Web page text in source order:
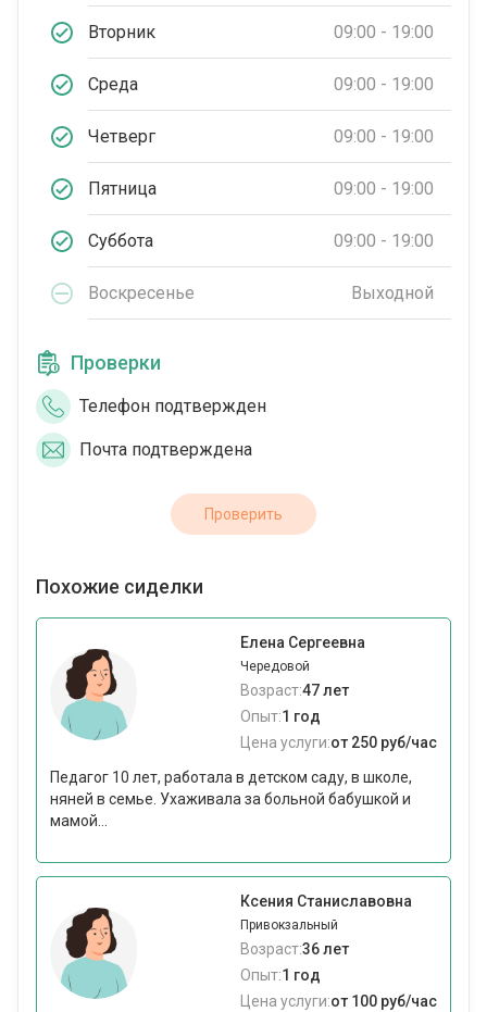
Вторник 09:00 - 19:00
Среда 09:00 - 19:00
Четверг 09:00 - 19:00
Пятница 09:00 - 19:00
Суббота 09:00 - 19:00
Воскресенье Выходной
Проверки
Телефон подтвержден
Почта подтверждена
Проверить
Похожие сиделки
Елена Сергеевна
Чередовой
Возраст:47 лет
Опыт:1 год
Цена услуги:от 250 руб/час
Педагог 10 лет, работала в детском саду, в школе,
няней в семье. Ухаживала за больной бабушкой и
мамой...
Ксения Станиславовна
Привокзальный
Возраст:36 лет
Опыт:1 год
Цена услуги:от 100 руб/час